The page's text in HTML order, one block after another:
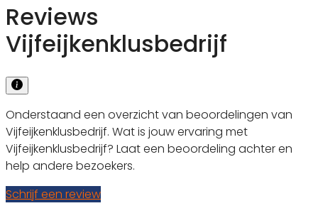
Reviews
Vijfeijkenklusbedrijf
Onderstaand een overzicht van beoordelingen van
Vijfeijkenklusbedrijf. Wat is jouw ervaring met
Vijfeijkenklusbedrijf? Laat een beoordeling achter en
help andere bezoekers.
Schrijf een review